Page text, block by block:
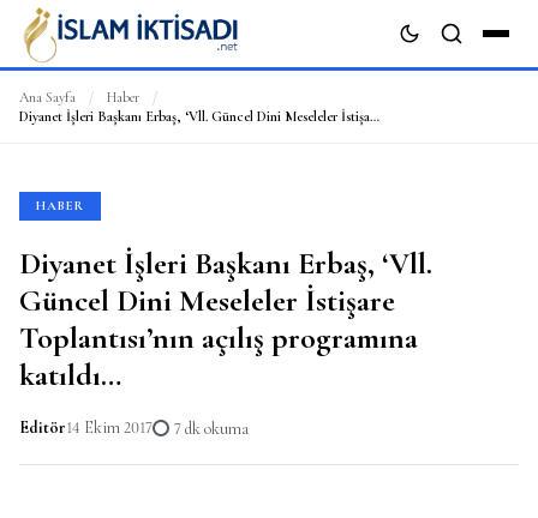
ARA
Ana Sayfa / Haber
/
Diyanet İşleri Başkanı Erbaş, ‘Vll. Güncel Dini Meseleler İstişare Toplantısı’nın açılış programına katıldı…
HABER
Diyanet İşleri Başkanı Erbaş, ‘Vll.
Güncel Dini Meseleler İstişare
Toplantısı’nın açılış programına
katıldı…
Editör14 Ekim 2017 7 dk okuma